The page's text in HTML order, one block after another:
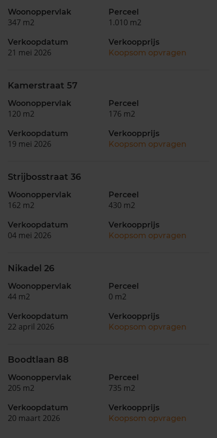
Woonoppervlak
347 m2
Perceel
1.010 m2
Verkoopdatum
21 mei 2026
Verkoopprijs
Koopsom opvragen
Kamerstraat 57
Woonoppervlak
120 m2
Perceel
176 m2
Verkoopdatum
19 mei 2026
Verkoopprijs
Koopsom opvragen
Strijbosstraat 36
Woonoppervlak
162 m2
Perceel
430 m2
Verkoopdatum
04 mei 2026
Verkoopprijs
Koopsom opvragen
Nikadel 26
Woonoppervlak
44 m2
Perceel
0 m2
Verkoopdatum
22 april 2026
Verkoopprijs
Koopsom opvragen
Boodtlaan 88
Woonoppervlak
205 m2
Perceel
735 m2
Verkoopdatum
20 maart 2026
Verkoopprijs
Koopsom opvragen